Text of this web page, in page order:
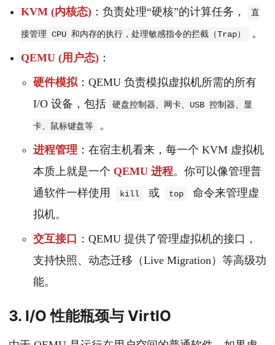
KVM (内核态) ：负责处理“硬核”的计算任务， 直
接管理 CPU 和内存的执行，处理敏感指令的拦截（Trap）
。
QEMU (用户态) ：
硬件模拟 ：QEMU 负责模拟虚拟机所需的所有
I/O 设备，包括
硬盘控制器、网卡、USB 控制器、显
卡、鼠标键盘等
。
进程管理 ：在宿主机看来，每一个 KVM 虚拟机
本质上就是一个 QEMU 进程。你可以像管理普
通软件一样使用
kill 或 top
命令来管理虚
拟机。
交互接口 ：QEMU 提供了管理虚拟机的接口，
支持快照、动态迁移（Live Migration）等高级功
能。
3. I/O 性能瓶颈与 VirtIO